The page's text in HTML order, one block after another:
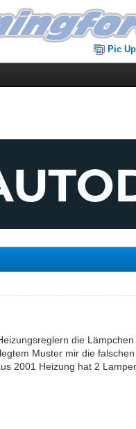
Pic
die
Muster mir die
2001 Heizung hat 2